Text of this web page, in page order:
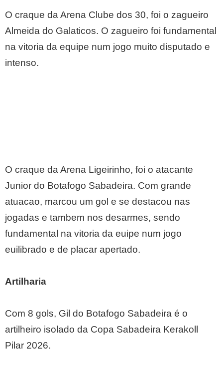
O craque da Arena Clube dos 30, foi o zagueiro
Almeida do Galaticos. O zagueiro foi fundamental
na vitoria da equipe num jogo muito disputado e
intenso.
O craque da Arena Ligeirinho, foi o atacante
Junior do Botafogo Sabadeira. Com grande
atuacao, marcou um gol e se destacou nas
jogadas e tambem nos desarmes, sendo
fundamental na vitoria da euipe num jogo
euilibrado e de placar apertado.
Artilharia
Com 8 gols, Gil do Botafogo Sabadeira é o
artilheiro isolado da Copa Sabadeira Kerakoll
Pilar 2026.